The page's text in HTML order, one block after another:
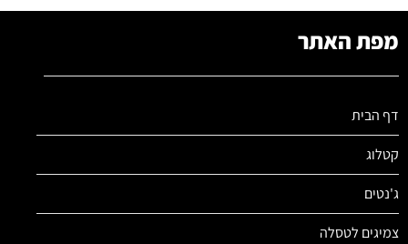
מפת האתר
דף הבית
קטלוג
ג'נטים
צמיגים לטסלה